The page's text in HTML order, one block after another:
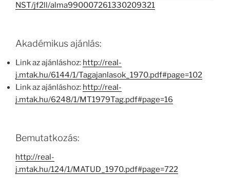
NST/jf2ll/alma990007261330209321
Akadémikus ajánlás:
Link az ajánláshoz: http://real-
j.mtak.hu/6144/1/Tagajanlasok_1970.pdf#page=102
Link az ajánláshoz: http://real-
j.mtak.hu/6248/1/MT1979Tag.pdf#page=16
Bemutatkozás:
http://real-
j.mtak.hu/124/1/MATUD_1970.pdf#page=722